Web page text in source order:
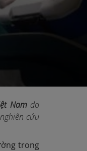
Namdo
cứu
trong